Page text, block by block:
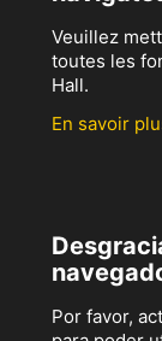
Veuillez
toutes les
Hall.
En savoir
Por favor,